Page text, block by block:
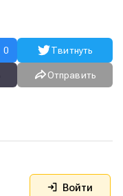
0 Твитнуть
Отправить
Войти